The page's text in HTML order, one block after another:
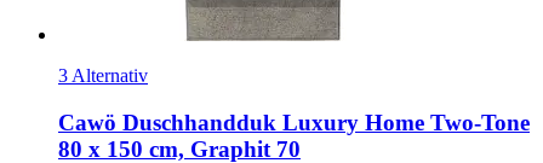
3 Alternativ
Cawö Duschhandduk Luxury Home Two-​Tone
80 x 150 cm, Graphit 70